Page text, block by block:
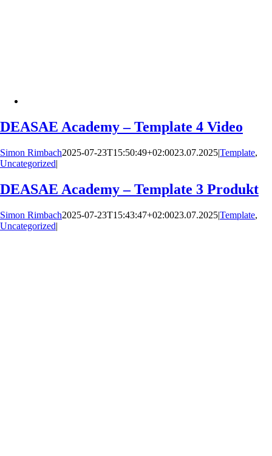
DEASAE Academy – Template 4 Video
Simon Rimbach2025-07-23T15:50:49+02:0023.07.2025|Template,
Uncategorized|
DEASAE Academy – Template 3 Produkt
Simon Rimbach2025-07-23T15:43:47+02:0023.07.2025|Template,
Uncategorized|